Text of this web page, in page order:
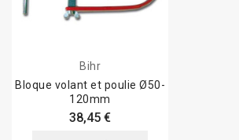
Bihr
Bloque volant et poulie Ø50-
120mm
38,45 €